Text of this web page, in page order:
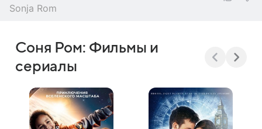
Sonja Rom
Соня Ром: Фильмы и
сериалы